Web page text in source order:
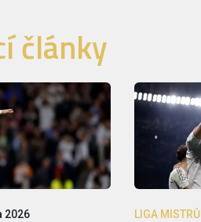
články
2026 LIGA MISTRŮ